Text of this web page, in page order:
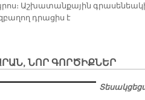
Աշ­խա­տան­քա­յին
դրա­ցիս է
ՆՈՐ ԳՈՐԾԻՔՆԵՐ